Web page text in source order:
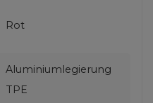
Rot
Aluminiumlegierung
TPE